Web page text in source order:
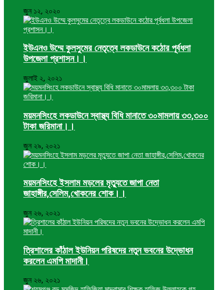
জুন ১২, ২০২০
ইউএনও উম্মে কুলসুমের নেতৃত্বে লকডাউনে কঠোর পূর্বধলা
উপজেলা প্রশাসন।।
জুলাই ২, ২০২১
ময়মনসিংহে লকডাউনে স্বাস্থ্য বিধি মানাতে ৩০মামলায় ৩৩,৩০০
টাকা জরিমানা।।
জুন ২৯, ২০২১
ময়মনসিংহে ইসলাম মড়লের মৃত্যুতে জাপা নেতা
জাহাঙ্গীর,সেলিম,খোকনের শোক।।
জুন ২৬, ২০২১
ত্রিশালের কাঁঠাল ইউনিয়ন পরিষদের নতুন ভবনের উদ্ভোধন
করলেন এমপি মাদানী।
জুন ২৬, ২০২১